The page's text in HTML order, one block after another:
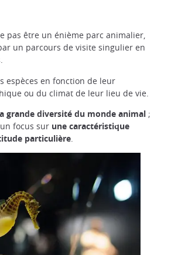
pas être un énième parc animalier,
un parcours de visite singulier en
espèces en fonction de leur
ou du climat de leur lieu de vie.
grande diversité du monde animal ;
focus sur une caractéristique
particulière